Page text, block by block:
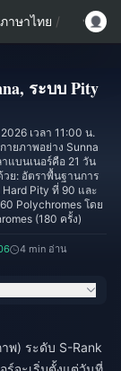
ภาษาไทย /
ระบบ Pity
เวลา 11:00 น.
ายภาพอย่าง Sunna
าแบนเนอร์คือ 21 วัน
ย: อัตราพื้นฐานการ
Pity ที่ 90 และ
Polychromes โดย
(180 ครั้ง)
4 min อ่าน
พ) ระดับ S-Rank